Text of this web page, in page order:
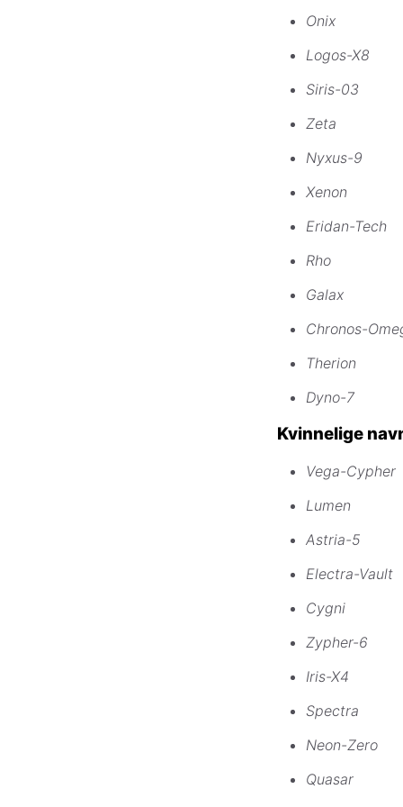
Onix
Logos-X8
Siris-03
Zeta
Nyxus-9
Xenon
Eridan-Tech
Rho
Galax
Chronos-
Therion
Dyno-7
Kvinnelige
Vega-Cypher
Lumen
Astria-5
Electra-Vault
Cygni
Zypher-6
Iris-X4
Spectra
Neon-Zero
Quasar